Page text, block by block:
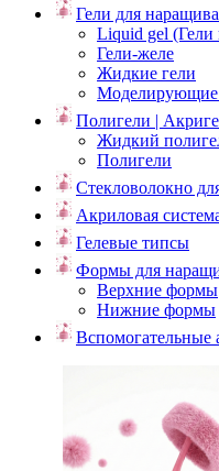
Гели для
Liquid gel (Гели
Гели-желе
Жидкие гели
Моделирующие
Полигели |
Жидкий
Полигели
Стекловолокно
Акриловая
Гелевые типсы
Формы для
Верхние формы
Нижние формы
Вспомогательные